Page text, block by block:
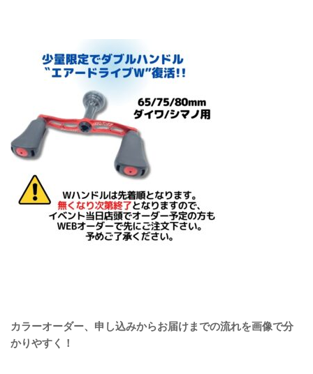
カラーオーダー、申し込みからお届けまでの流れを画像で分
かりやすく！